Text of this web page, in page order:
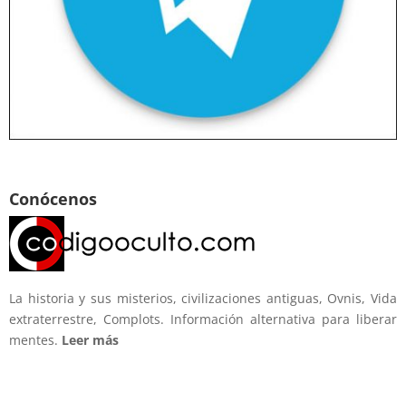
Conócenos
La historia y sus misterios, civilizaciones antiguas, Ovnis, Vida
extraterrestre, Complots. Información alternativa para liberar
mentes. Leer más